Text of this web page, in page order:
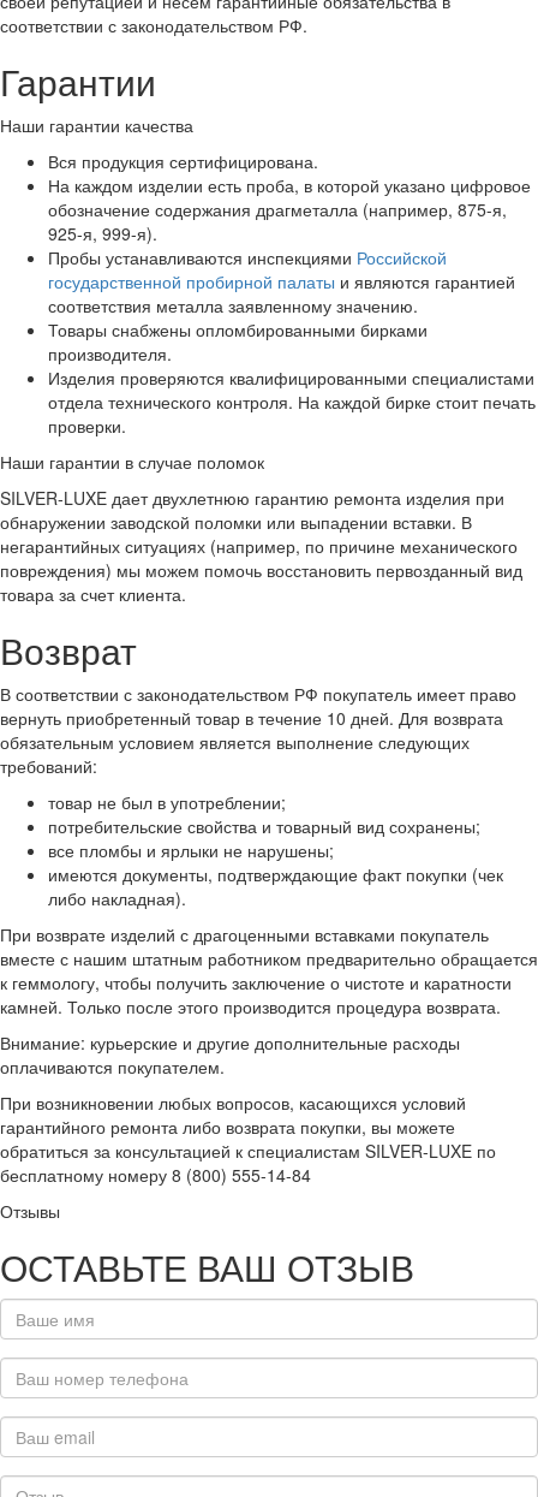
соответствии с законодательством РФ.
Гарантии
Наши гарантии качества
Вся продукция сертифицирована.
На каждом изделии есть проба, в которой указано цифровое
обозначение содержания драгметалла (например, 875-я,
925-я, 999-я).
Пробы устанавливаются инспекциями Российской
государственной пробирной палаты и являются гарантией
соответствия металла заявленному значению.
Товары снабжены опломбированными бирками
производителя.
Изделия проверяются квалифицированными специалистами
отдела технического контроля. На каждой бирке стоит печать
проверки.
Наши гарантии в случае поломок
SILVER-LUXE дает двухлетнюю гарантию ремонта изделия при
обнаружении заводской поломки или выпадении вставки. В
негарантийных ситуациях (например, по причине механического
повреждения) мы можем помочь восстановить первозданный вид
товара за счет клиента.
Возврат
В соответствии с законодательством РФ покупатель имеет право
вернуть приобретенный товар в течение 10 дней. Для возврата
обязательным условием является выполнение следующих
требований:
товар не был в употреблении;
потребительские свойства и товарный вид сохранены;
все пломбы и ярлыки не нарушены;
имеются документы, подтверждающие факт покупки (чек
либо накладная).
При возврате изделий с драгоценными вставками покупатель
вместе с нашим штатным работником предварительно обращается
к геммологу, чтобы получить заключение о чистоте и каратности
камней. Только после этого производится процедура возврата.
Внимание: курьерские и другие дополнительные расходы
оплачиваются покупателем.
При возникновении любых вопросов, касающихся условий
гарантийного ремонта либо возврата покупки, вы можете
обратиться за консультацией к специалистам SILVER-LUXE по
бесплатному номеру 8 (800) 555-14-84
Отзывы
ОСТАВЬТЕ ВАШ ОТЗЫВ